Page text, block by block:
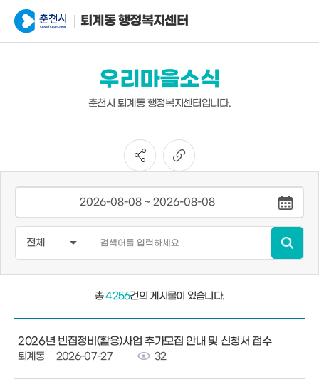
퇴계동 행정복지센터
우리마을소식
춘천시 퇴계동 행정복지센터입니다.
총4256건의 게시물이 있습니다.
2026년 빈집정비(활용)사업 추가모집 안내 및 신청서 접수
퇴계동 2026-07-27 32